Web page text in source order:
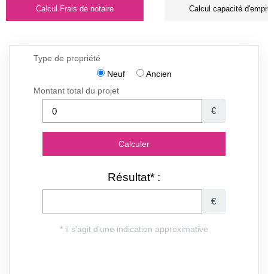
Calcul Frais de notaire Calcul capacité